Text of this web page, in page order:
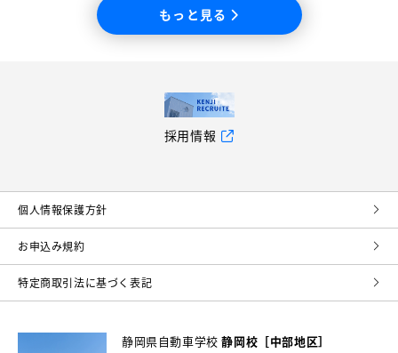
もっと見る
採用情報
個⼈情報保護⽅針
お申込み規約
特定商取引法に基づく表記
静岡県自動車学校静岡校［中部地区］